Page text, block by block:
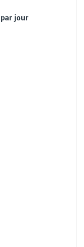
jour